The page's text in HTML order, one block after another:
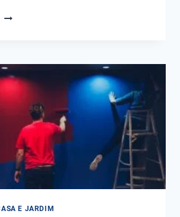
MELHORES
ELÉTRICAS
E
MANUAL
PARA
COMPRAR
MELHORES
MARCAS!
E JARDIM